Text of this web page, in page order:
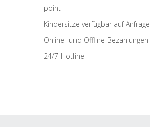
point
Kindersitze verfügbar auf Anfrage
Online- und Offline-Bezahlungen
24/7-Hotline